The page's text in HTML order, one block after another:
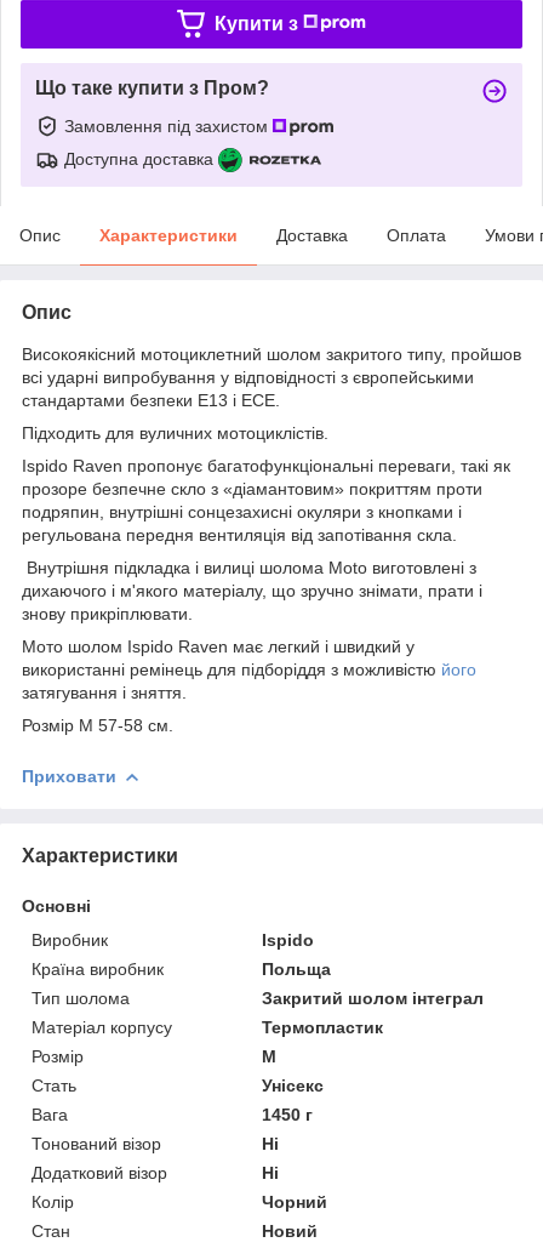
Купити з
Що таке купити з Пром?
Замовлення під захистом
Доступна доставка
Опис Характеристики Доставка Оплата Умови
Опис
Високоякісний мотоциклетний шолом закритого типу, пройшов
всі ударні випробування у відповідності з європейськими
стандартами безпеки E13 і ECE.
Підходить для вуличних мотоциклістів.
Ispido Raven пропонує багатофункціональні переваги, такі як
прозоре безпечне скло з «діамантовим» покриттям проти
подряпин, внутрішні сонцезахисні окуляри з кнопками і
регульована передня вентиляція від запотівання скла.
Внутрішня підкладка і вилиці шолома Moto виготовлені з
дихаючого і м'якого матеріалу, що зручно знімати, прати і
знову прикріплювати.
Мото шолом Ispido Raven має легкий і швидкий у
використанні ремінець для підборіддя з можливістю його
затягування і зняття.
Розмір M 57-58 см.
Приховати
Характеристики
Основні
Виробник
Ispido
Країна виробник
Польща
Тип шолома
Закритий шолом інтеграл
Матеріал корпусу
Термопластик
Розмір
M
Стать
Унісекс
Вага
1450 г
Тонований візор
Ні
Додатковий візор
Ні
Колір
Чорний
Стан
Новий